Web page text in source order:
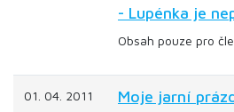
- Lupénka je
Obsah pouze pro
01. 04. 2011 Moje jarní